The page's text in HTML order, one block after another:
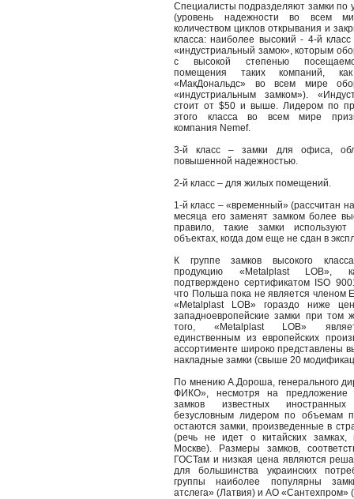
Специалисты подразделяют замки по
(уровень надежности во всем
количеством циклов открывания и
класса: наиболее высокий - 4-й
«индустриальный замок», которым
с высокой степенью
помещения таких компаний,
«МакДональдс» во всем мире
«индустриальным замком»).
стоит от $50 и выше. Лидером по
этого класса во всем мире
компания Nemef.
3-й класс – замки для офиса,
повышенной надежностью.
2-й класс – для жилых помещений.
1-й класс – «временный» (рассчитан
месяца его заменят замком более
правило, такие замки используют
объектах, когда дом еще не сдан в
К группе замков высокого
продукцию «Metalplast LOB»,
подтверждено сертификатом ISO
что Польша пока не является членом
«Metalplast LOB» гораздо ниже
западноевропейские замки при том
того, «Metalplast LOB»
единственным из европейских
ассортименте широко представлены
накладные замки (свыше 20
По мнению А.Дороша, генерального
ФИКО», несмотря на предложение
замков известных иностранных
безусловным лидером по объемам
остаются замки, произведенные в
(речь не идет о китайских замках,
Москве). Размеры замков,
ГОСТам и низкая цена являются
для большинства украинских
группы наиболее популярны
атслега» (Латвия) и АО